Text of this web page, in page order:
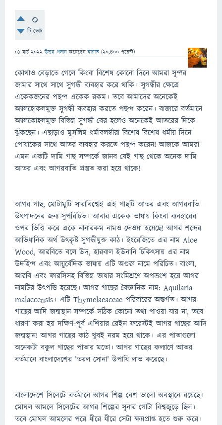
0
টি ভোট
01 মার্চ 2022 উত্তর প্রদান করেছেনহায়াত (20,400 পয়েন্ট)
কোথাও বেড়াতে গেলে কিংবা বিশেষ কোনো দিনে আমরা সুন্দর
জামার সাথে সাথে সুগন্ধী ব্যবহার করে থাকি। সুগন্ধীর ক্ষেত্রে
একেকজনের পছন্দ একেক রকম। তবে আমাদের অনেকেই
অ্যালহোকলমুক্ত সুগন্ধী ব্যবহার করতে পছন্দ করেন। বাজারে বর্তমানে
অ্যালকোহলমুক্ত বিভিন্ন সুগন্ধী বের হলেও অনেকেই আতরের দিকে
ঝুঁকছেন। এছাড়াও মুসলিম ধর্মাবলম্বীরা বিশেষ বিশেষ ধর্মীয় দিনে
পোষাকের সাথে আতর ব্যবহার করতে পছন্দ করেন! আজকে আমরা
এমন একটি দামি গাছ সম্পর্কে জানব যেই গাছ থেকে অনেক দামি
আতর এবং আগরবাতি প্রস্তুত করা হয়ে থাকে!
আগর গাছ, মোটামুটি সারাবিশ্বেই এই গাছটি আতর এবং আগরবাতি
উৎপাদনের জন্য সুপরিচিত। আবার একেক ভাষায় কিংবা ব্যবহারের
ওপর ভিত্তি করে একে নানারকম নামও দেওয়া হয়েছে! আগর শব্দের
আভিধানিক অর্থ উৎকৃষ্ট সুগন্ধীযুক্ত কাঠ। ইংরেজিতে এর নাম Aloe
Wood, আরবিতে বলে উদ, হারবাল ইউনানি চিকিৎসায় এর নাম
উদহিন্দ এবং আয়ুর্বেদিক ভাষায় এটি অগুরু নামে পরিচিত। বাংলা,
আরবি এবং ফারসিসহ বিভিন্ন ভাষার সংমিশ্রণে অপভ্রংশ হয়ে আগর
নামটির উৎপত্তি হয়েছে। আগর গাছের বৈজ্ঞানিক নাম: Aquilaria
malaccensis। এটি Thymelaeaceae পরিবারের অন্তর্গত। আগর
গাছের আদি জন্মস্থান সম্পর্কে সঠিক কোনো তথ্য পাওয়া যায় না, তবে
ধারণা করা হয় দক্ষিণ-পূর্ব এশিয়ার রেইন ফরেস্টই আগর গাছের আদি
জন্মস্থান! আগর গাছের কাঠ খুবই নরম হয়ে থাকে। এর পাতাগুলো
অনেকটা বকুল গাছের পাতার মতো। আগর গাছের কল্যাণে আতর
বর্তমানে বাংলাদেশের 'তরল সোনা' উপাধি লাভ করেছে।
বাংলাদেশে সিলেটে বর্তমানে আগর শিল্প বেশ ভালো অবস্থানে রয়েছে।
মোঘল আমলে সিলেটের আগর শিল্পের সুনার গোটা বিশ্বজুড়ে ছিল।
তবে মোঘল আমলের পরে ধীরে ধীরে সেটা ক্ষয়প্রাপ্ত হতে শুরু করে।